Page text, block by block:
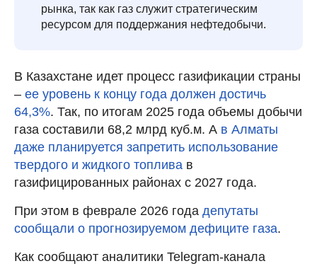
рынка, так как газ служит стратегическим
ресурсом для поддержания нефтедобычи.
В Казахстане идет процесс газификации страны
– ее уровень к концу года должен достичь
64,3%. Так, по итогам 2025 года объемы добычи
газа составили 68,2 млрд куб.м. А в Алматы
даже планируется запретить использование
твердого и жидкого топлива в
газифицированных районах с 2027 года.
При этом в феврале 2026 года депутаты
сообщали о прогнозируемом дефиците газа.
Как сообщают аналитики Telegram-канала